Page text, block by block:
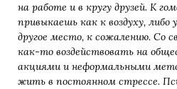
на работе и в кругу друзей. К
привыкаешь как к воздуху,
другое место, к сожалению. Со
как-то воздействовать на
акциями и неформальными
жить в постоянном стрессе.